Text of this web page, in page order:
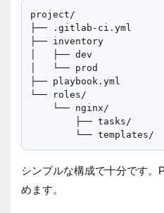
project/
├── .gitlab-ci.yml
├── inventory
│   ├── dev
│   └── prod
├── playbook.yml
└── roles/
    └── nginx/
        ├── tasks/
シンプルな構成で十分です。
めます。